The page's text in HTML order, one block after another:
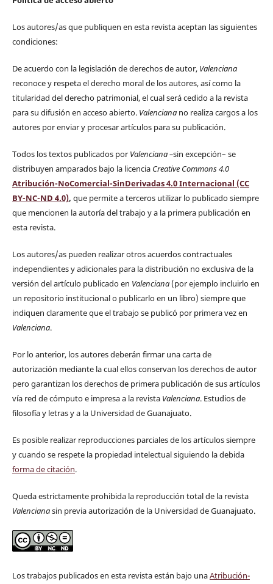
Los autores/as que publiquen en esta revista aceptan las siguientes
condiciones:
De acuerdo con la legislación de derechos de autor, Valenciana
reconoce y respeta el derecho moral de los autores, así como la
titularidad del derecho patrimonial, el cual será cedido a la revista
para su difusión en acceso abierto. Valencianano realiza cargos a los
autores por enviar y procesar artículos para su publicación.
Todos los textos publicados por Valenciana–sin excepción– se
distribuyen amparados bajo la licencia Creative Commons 4.0
Atribución-NoComercial-SinDerivadas 4.0 Internacional (CC
BY-NC-ND 4.0), que permite a terceros utilizar lo publicado siempre
que mencionen la autoría del trabajo y a la primera publicación en
esta revista.
Los autores/as pueden realizar otros acuerdos contractuales
independientes y adicionales para la distribución no exclusiva de la
versión del artículo publicado en Valenciana(por ejemplo incluirlo en
un repositorio institucional o publicarlo en un libro) siempre que
indiquen claramente que el trabajo se publicó por primera vez en
Valenciana.
Por lo anterior, los autores deberán firmar una carta de
autorización mediante la cual ellos conservan los derechos de autor
pero garantizan los derechos de primera publicación de sus artículos
vía red de cómputo e impresa a la revista Valenciana. Estudios de
filosofía y letras y a la Universidad de Guanajuato.
Es posible realizar reproducciones parciales de los artículos siempre
y cuando se respete la propiedad intelectual siguiendo la debida
forma de citación.
Queda estrictamente prohibida la reproducción total de la revista
Valencianasin previa autorización de la Universidad de Guanajuato.
Los trabajos publicados en esta revista están bajo unaAtribución-